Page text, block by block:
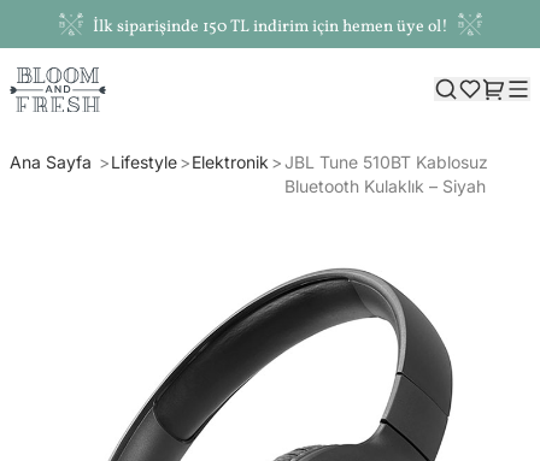
İlk siparişinde 150 TL indirim için hemen üye ol!
Ana Sayfa Lifestyle Elektronik
JBL Tune 510BT Kablosuz
Bluetooth Kulaklık – Siyah